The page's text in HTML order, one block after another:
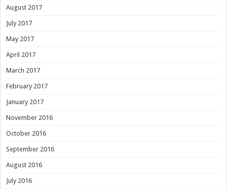
August 2017
July 2017
May 2017
April 2017
March 2017
February 2017
January 2017
November 2016
October 2016
September 2016
August 2016
July 2016